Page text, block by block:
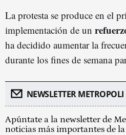
La protesta se produce en el
implementación de un
ha decidido aumentar la
durante los fines de semana
NEWSLETTER METROPOLI
Apúntate a la newsletter de
noticias más importantes de